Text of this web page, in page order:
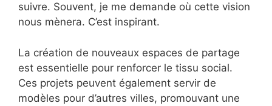
suivre. Souvent, je me demande où cette vision
nous mènera. C’est inspirant.
La création de nouveaux espaces de partage
est essentielle pour renforcer le tissu social.
Ces projets peuvent également servir de
modèles pour d’autres villes, promouvant une